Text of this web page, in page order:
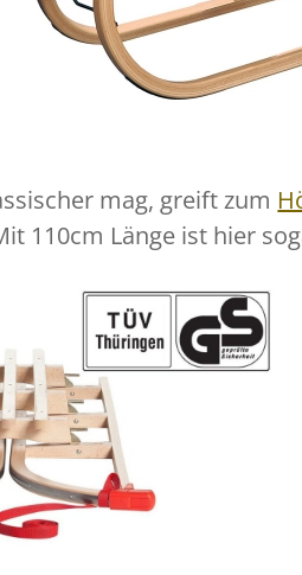
mag, greift zum
110cm Länge ist hier